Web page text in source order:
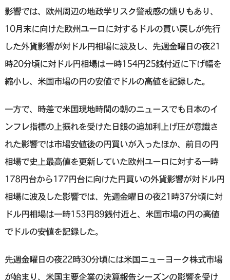
影響では、欧州周辺の地政学リスク警戒感の燻りもあり、
10月末に向けた欧州ユーロに対するドルの買い戻しが先行
した外貨影響が対ドル円相場に波及し、先週金曜日の夜21
時20分頃に対ドル円相場は一時154円25銭付近に下げ幅を
縮小し、米国市場の円の安値でドルの高値を記録した。
一方で、時差で米国現地時間の朝のニュースでも日本のイ
ンフレ指標の上振れを受けた日銀の追加利上げ圧が意識さ
れた影響では市場安値後の円買いが入ったほか、前日の円
相場で史上最高値を更新していた欧州ユーロに対する一時
178円台から177円台に向けた円買いの外貨影響が対ドル円
相場に波及した影響では、先週金曜日の夜21時37分頃に対
ドル円相場は一時153円89銭付近と、米国市場の円の高値
でドルの安値を記録した。
先週金曜日の夜22時30分頃には米国ニューヨーク株式市場
が始まり、米国主要企業の決算報告シーズンの影響を受け